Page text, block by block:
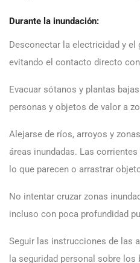
Durante la inundación:
Desconectar la electricidad y el
evitando el contacto directo
Evacuar sótanos y plantas
personas y objetos de valor a
Alejarse de ríos, arroyos y
áreas inundadas. Las
lo que parecen o arrastrar
No intentar cruzar zonas
incluso con poca profundidad
Seguir las instrucciones de las
la seguridad personal sobre